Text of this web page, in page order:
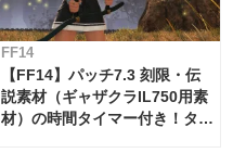
FF14
【FF14】パッチ7.3 刻限・伝
説素材（ギャザクラIL750用素
材）の時間タイマー付き！タイ